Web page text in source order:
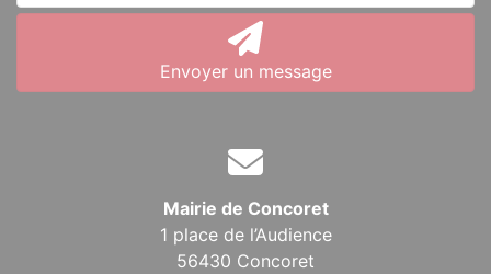
Envoyer un message
Mairie de Concoret
1 place de l’Audience
56430 Concoret